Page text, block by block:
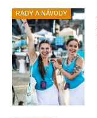
RADY A NÁVODY